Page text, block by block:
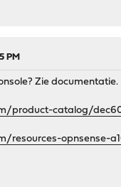
PM
Zie documentatie.
product-catalog/
resources-opnsense-